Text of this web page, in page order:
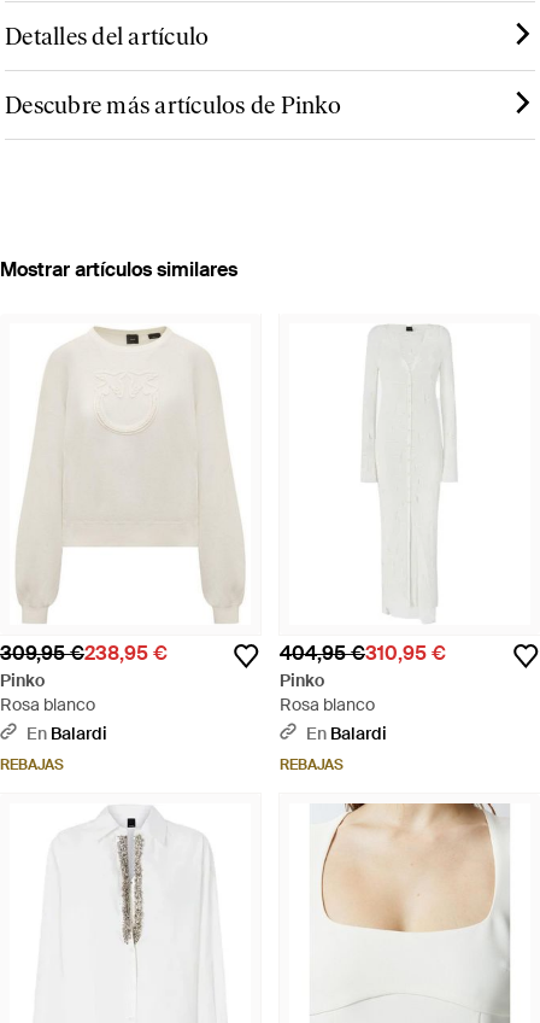
Detalles del artículo
Descubre más artículos de Pinko
Mostrar artículos similares
309,95 €238,95 €
Pinko
Rosa blanco
En Balardi
REBAJAS
404,95 €310,95 €
Pinko
Rosa blanco
En Balardi
REBAJAS